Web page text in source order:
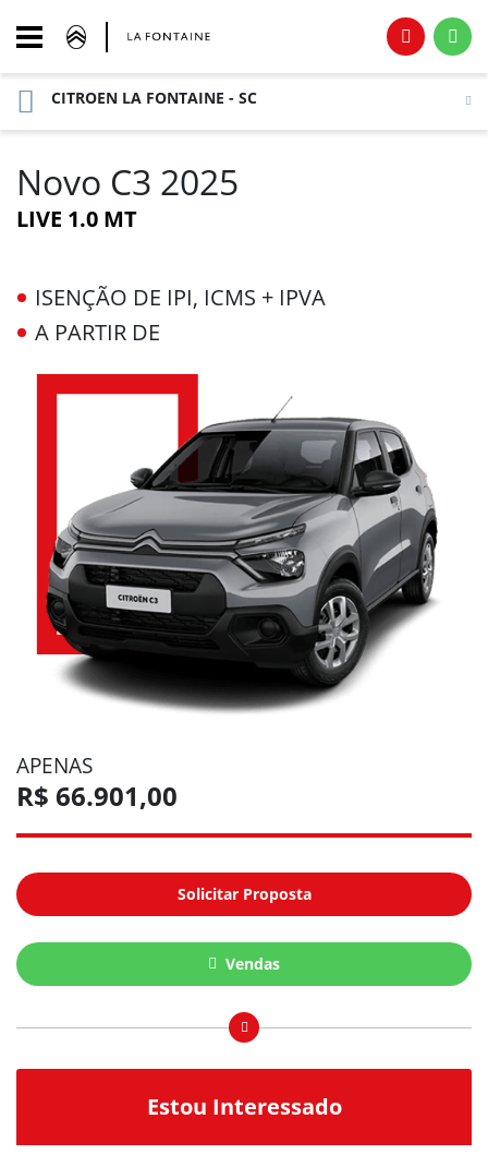
CITROEN LA FONTAINE - SC
Novo C3 2025
LIVE 1.0 MT
APENAS
R$ 66.901,00
ISENÇÃO DE IPI, ICMS + IPVA
A PARTIR DE
Solicitar Proposta
Vendas
Estou Interessado